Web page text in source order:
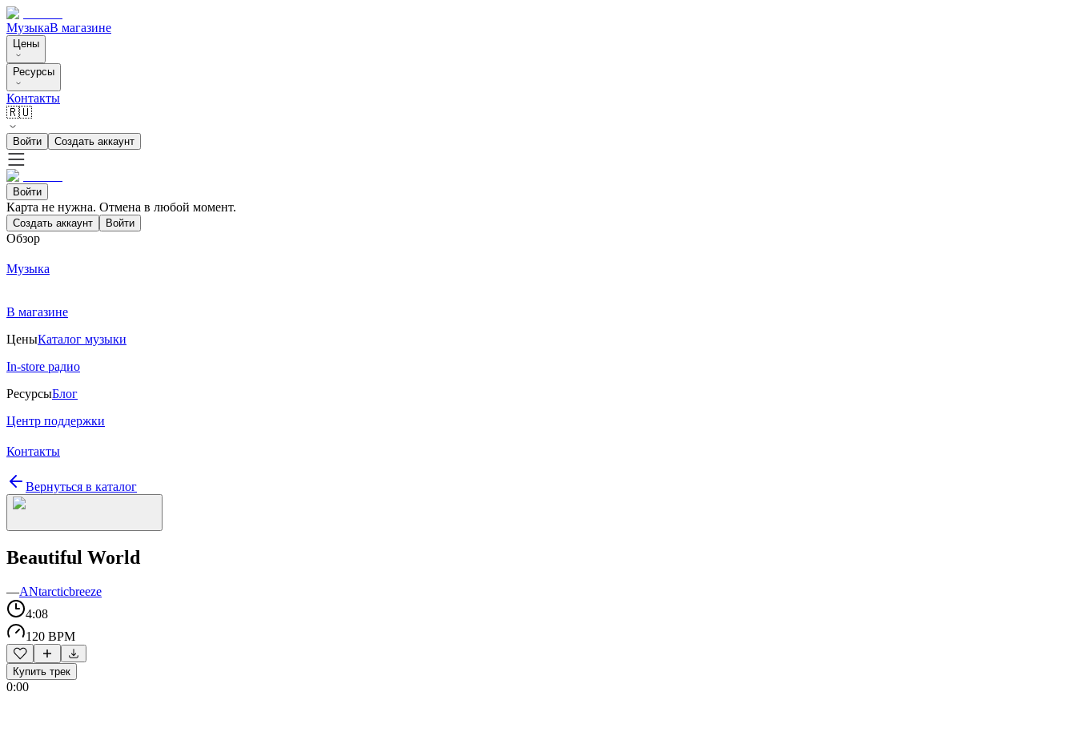
МузыкаВ магазине
Цены
Ресурсы
Контакты
🇷🇺
Войти Создать аккаунт
Войти
Карта не нужна. Отмена в любой момент.
Создать аккаунт Войти
Обзор
Музыка
В магазине
ЦеныКаталог музыки
In-store радио
РесурсыБлог
Центр поддержки
Контакты
Вернуться в каталог
Beautiful World
—ANtarcticbreeze
4:08
120 BPM
Купить трек
0:00